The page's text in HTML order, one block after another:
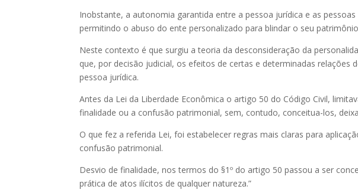
Inobstante, a autonomia garantida entre a pessoa jurídica e as
permitindo o abuso do ente personalizado para blindar o seu
Neste contexto é que surgiu a teoria da desconsideração da
que, por decisão judicial, os efeitos de certas e determinadas
pessoa jurídica.
Antes da Lei da Liberdade Econômica o artigo 50 do Código Civil,
finalidade ou a confusão patrimonial, sem, contudo, conceitua-los,
O que fez a referida Lei, foi estabelecer regras mais claras para
confusão patrimonial.
Desvio de finalidade, nos termos do §1º do artigo 50 passou a ser
prática de atos ilícitos de qualquer natureza.”